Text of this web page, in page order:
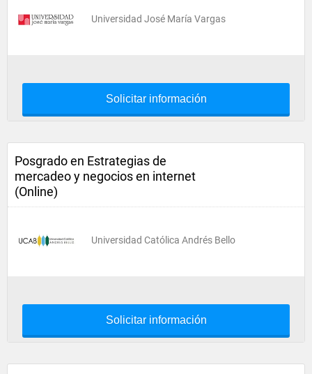
Universidad José María Vargas
Solicitar información
Posgrado en Estrategias de
mercadeo y negocios en internet
(Online)
Universidad Católica Andrés Bello
Solicitar información